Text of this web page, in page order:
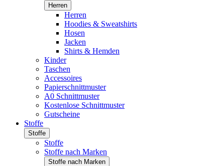
Herren
Herren
Hoodies & Sweatshirts
Hosen
Jacken
Shirts & Hemden
Kinder
Taschen
Accessoires
Papierschnittmuster
A0 Schnittmuster
Kostenlose Schnittmuster
Gutscheine
Stoffe
Stoffe
Stoffe
Stoffe nach Marken
Stoffe nach Marken